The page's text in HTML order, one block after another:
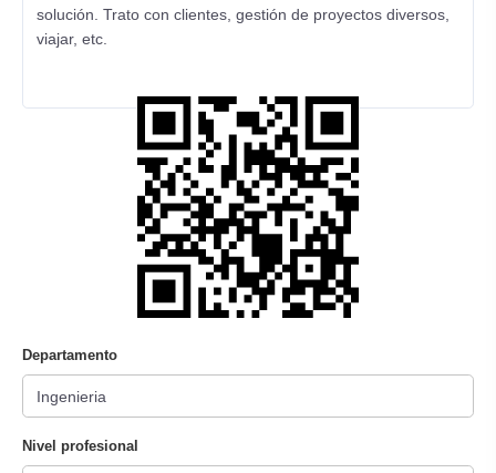
solución. Trato con clientes, gestión de proyectos diversos,
viajar, etc.
Departamento
Nivel profesional